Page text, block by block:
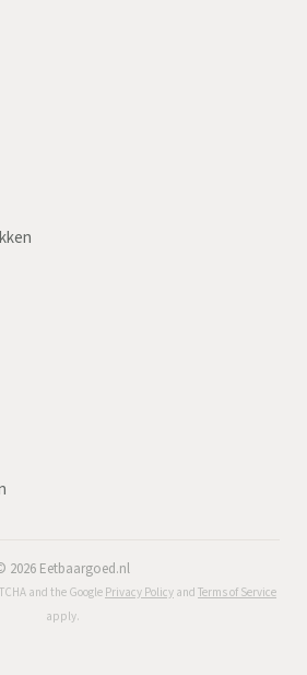
2026 Eetbaargoed.nl
and the Google Privacy Policy and Terms of Service
apply.